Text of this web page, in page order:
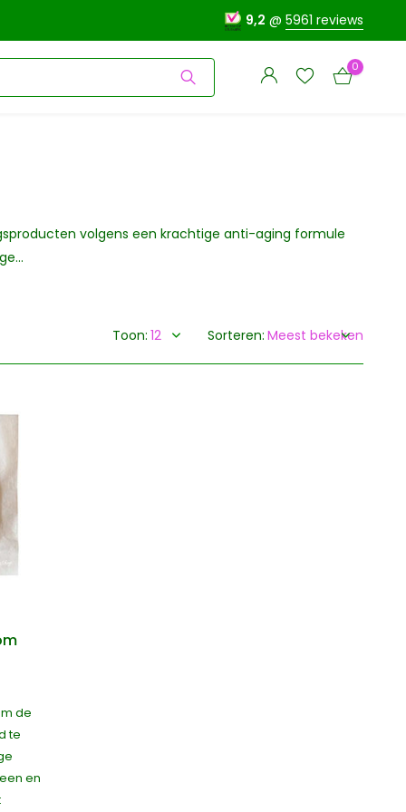
9,2 @ 5961 reviews
Account
Account
0
volgens een krachtige anti-aging formule
Toon: Sorteren:
de
te
en